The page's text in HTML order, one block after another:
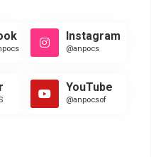
Instagram
@anpocs
YouTube
@anpocsof